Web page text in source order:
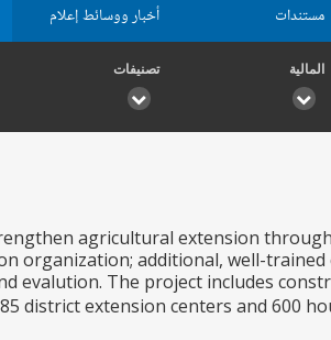
مستندات أخبار ووسائط إعلام
المالية تصنيفات
agricultural extension
organization; additional, well-
evalution. The project includes
district extension centers and 600